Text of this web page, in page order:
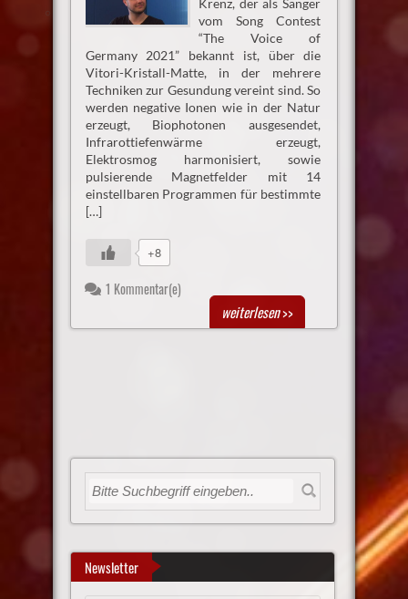
Krenz, der als Sänger
vom Song Contest
“The Voice of
Germany 2021” bekannt ist, über die
Vitori-Kristall-Matte, in der mehrere
Techniken zur Gesundung vereint sind. So
werden negative Ionen wie in der Natur
erzeugt, Biophotonen ausgesendet,
Infrarottiefenwärme erzeugt,
Elektrosmog harmonisiert, sowie
pulsierende Magnetfelder mit 14
einstellbaren Programmen für bestimmte
[…]
+8
1 Kommentar(e)
weiterlesen>>
Newsletter